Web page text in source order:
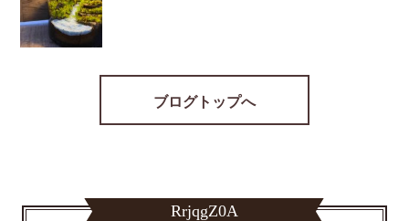
ブログトップへ
RrjqgZ0A